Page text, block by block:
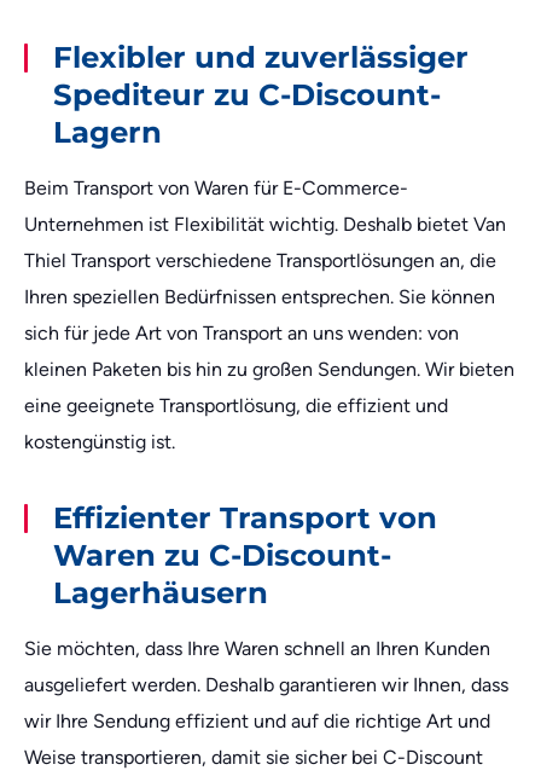
Flexibler und zuverlässiger
Spediteur zu C-Discount-
Lagern
Beim Transport von Waren für E-Commerce-
Unternehmen ist Flexibilität wichtig. Deshalb bietet Van
Thiel Transport verschiedene Transportlösungen an, die
Ihren speziellen Bedürfnissen entsprechen. Sie können
sich für jede Art von Transport an uns wenden: von
kleinen Paketen bis hin zu großen Sendungen. Wir bieten
eine geeignete Transportlösung, die effizient und
kostengünstig ist.
Effizienter Transport von
Waren zu C-Discount-
Lagerhäusern
Sie möchten, dass Ihre Waren schnell an Ihren Kunden
ausgeliefert werden. Deshalb garantieren wir Ihnen, dass
wir Ihre Sendung effizient und auf die richtige Art und
Weise transportieren, damit sie sicher bei C-Discount